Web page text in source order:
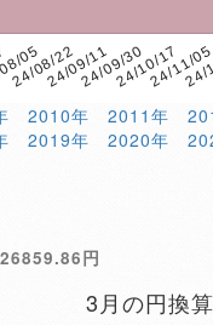
05
24/08/2224/09/1124/09/3024/10/1724/11/05
2010年 2011年
2019年 2020年
26859.86円
3月の円換